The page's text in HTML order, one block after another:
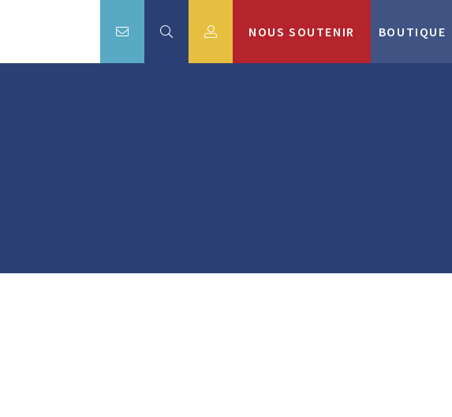
NOUS SOUTENIR BOUTIQUE